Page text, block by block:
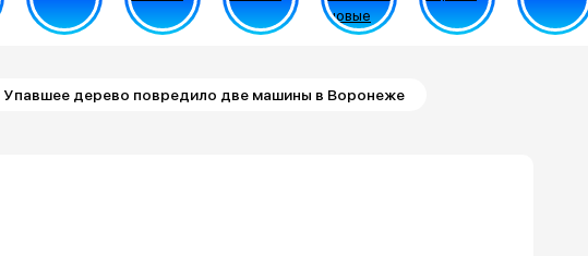
Упавшее дерево повредило две машины в Воронеже